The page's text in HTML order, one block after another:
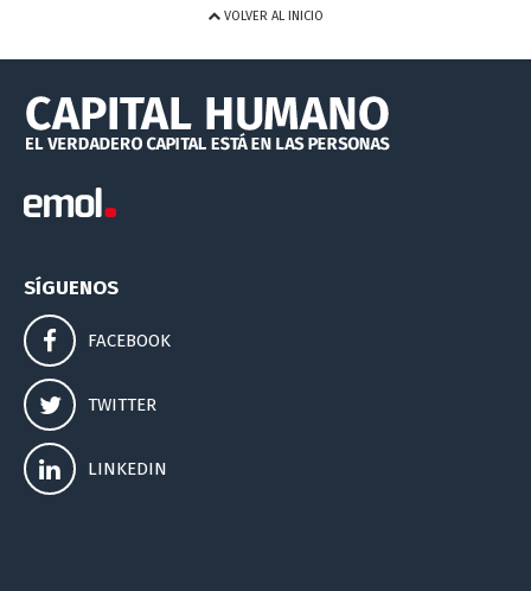
VOLVER AL INICIO
SÍGUENOS
FACEBOOK
TWITTER
LINKEDIN